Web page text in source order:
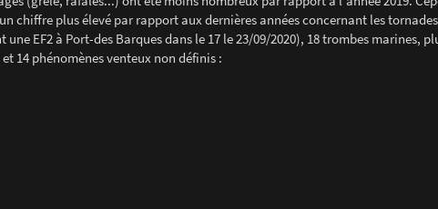
chiffre plus élevé par rapport aux dernières années concernant les
EF2 à Port-des Barques dans le 17 le 23/09/2020), 18 trombes marines,
14 phénomènes venteux non définis :